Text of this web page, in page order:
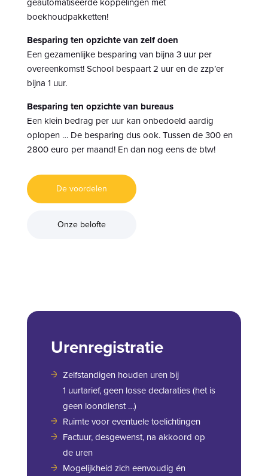
boekhoudpakketten!
Besparing ten opzichte van zelf doen
Een gezamenlijke besparing van bijna 3 uur per
overeenkomst! School bespaart 2 uur en de zzp’er
bijna 1 uur.
Besparing ten opzichte van bureaus
Een klein bedrag per uur kan onbedoeld aardig
oplopen … De besparing dus ook. Tussen de 300 en
2800 euro per maand! En dan nog eens de btw!
De voordelen
Onze belofte
Urenregistratie
Zelfstandigen houden uren bij
1 uurtarief, geen losse declaraties (het is
geen loondienst …)
Ruimte voor eventuele toelichtingen
Factuur, desgewenst, na akkoord op
de uren
Mogelijkheid zich eenvoudig én